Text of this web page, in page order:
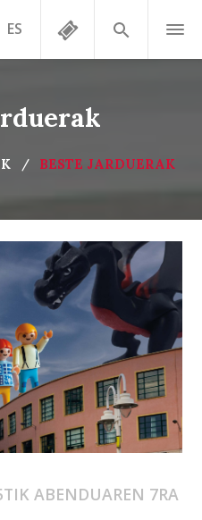
ES
BESTE JARDUERAK
ABENDUAREN 7RA